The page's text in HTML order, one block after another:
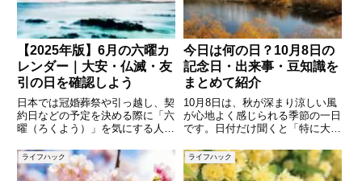
【2025年版】6月の六曜カ
レンダー｜大安・仏滅・友
引の日を確認しよう
日本では冠婚葬祭や引っ越し、契
約日などの予定を決める際に「六
曜（ろくよう）」を気にする人が
滅」などの吉凶は、日取りを決め
る上で重要な指標とされてきまし
今日は何の日？10月8日の
記念日・出来事・豆知識を
まとめて紹介
10月8日は、秋が深まり涼しい風
が心地よく感じられる季節の一日
です。日付だけ聞くと「特に大き
もいるかもしれませんが、実はさ
まざまな記念日や歴史的出来事が
ライフハック ライフハック